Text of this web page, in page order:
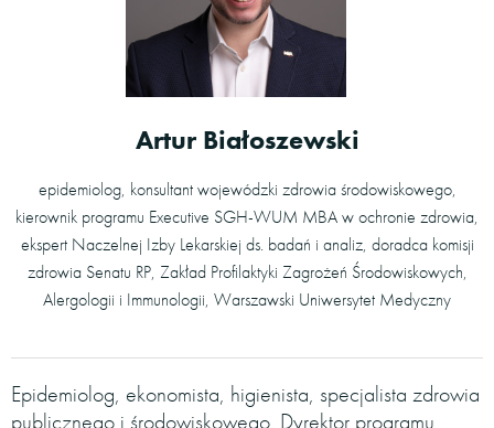
Artur Białoszewski
epidemiolog, konsultant wojewódzki zdrowia środowiskowego,
kierownik programu Executive SGH-WUM MBA w ochronie zdrowia,
ekspert Naczelnej Izby Lekarskiej ds. badań i analiz, doradca komisji
zdrowia Senatu RP, Zakład Profilaktyki Zagrożeń Środowiskowych,
Alergologii i Immunologii, Warszawski Uniwersytet Medyczny
Epidemiolog, ekonomista, higienista, specjalista zdrowia
publicznego i środowiskowego. Dyrektor programu